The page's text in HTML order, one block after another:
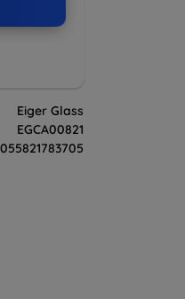
Eiger Glass
EGCA00821